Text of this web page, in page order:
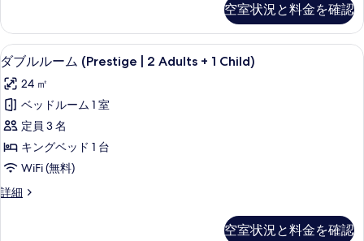
真
を
表
示
す
る
べ
て
の
写
真
を
表
示
す
ー
ム
(Prestige)
の
詳
細
空室状況と料金を確認
ダ
ブ
ル
ル
ー
ム
(Prestige
|
1 室のベッドルーム、高級寝具、羽
6
ダブルルーム (Prestige | 2 Adults + 1 Child)
24 ㎡
ベッドルーム 1 室
定員 3 名
キングベッド 1 台
WiFi (無料)
詳細
ダ
空室状況と料金を確認